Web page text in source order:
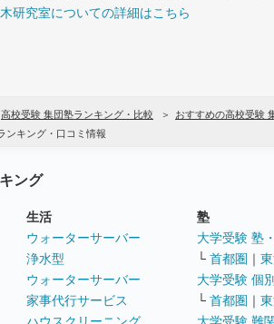
研究室についての詳細はこちら
高校受験 集団塾ランキング・比較 おすすめの高校受験
ンキング・口コミ情報
ング
生活
ウォーターサーバー
浄水型
ウォーターサーバー
家事代行サービス
塾
大学受験 塾
└ 首都圏 ｜
大学受験 個
└ 首都圏 ｜